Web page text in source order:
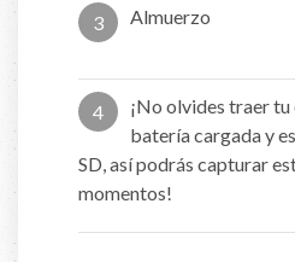
3 Almuerzo
4
¡No olvides traer tu
batería cargada y
SD, así podrás capturar
momentos!